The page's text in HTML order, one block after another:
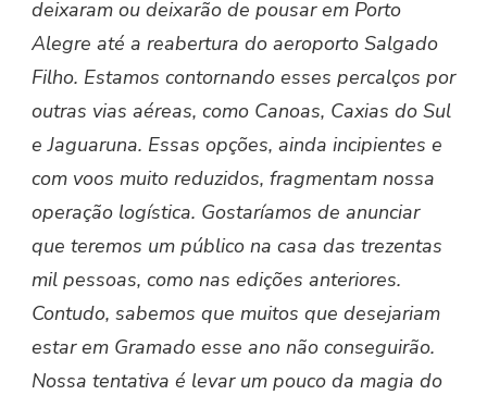
deixaram ou deixarão de pousar em Porto
Alegre até a reabertura do aeroporto Salgado
Filho. Estamos contornando esses percalços por
outras vias aéreas, como Canoas, Caxias do Sul
e Jaguaruna. Essas opções, ainda incipientes e
com voos muito reduzidos, fragmentam nossa
operação logística. Gostaríamos de anunciar
que teremos um público na casa das trezentas
mil pessoas, como nas edições anteriores.
Contudo, sabemos que muitos que desejariam
estar em Gramado esse ano não conseguirão.
Nossa tentativa é levar um pouco da magia do